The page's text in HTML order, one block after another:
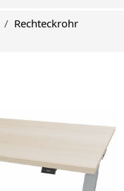
Rechteckrohr